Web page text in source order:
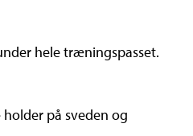
hele træningspasset.
på sveden og